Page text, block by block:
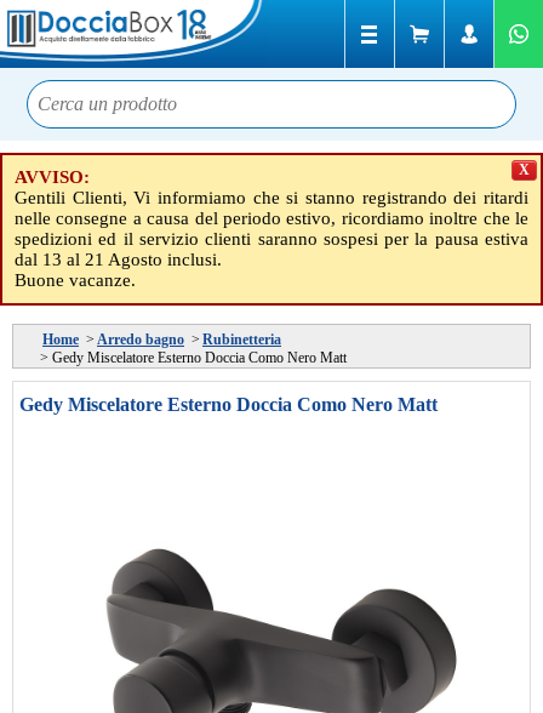
AVVISO:
Gentili Clienti, Vi informiamo che si stanno registrando dei ritardi
nelle consegne a causa del periodo estivo, ricordiamo inoltre che le
spedizioni ed il servizio clienti saranno sospesi per la pausa estiva
dal 13 al 21 Agosto inclusi.
Buone vacanze.
X
Home > Arredo bagno > Rubinetteria
> Gedy Miscelatore Esterno Doccia Como Nero Matt
Gedy Miscelatore Esterno Doccia Como Nero Matt